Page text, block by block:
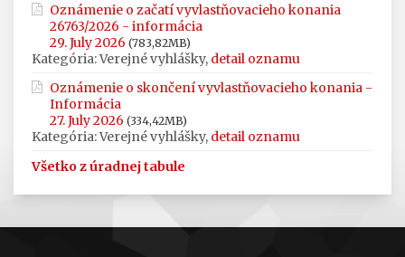
Oznámenie o začatí vyvlastňovacieho konania
26763/2026 - informácia
29. July 2026 (783,82MB)
Kategória: Verejné vyhlášky, detail oznamu
Oznámenie o skončení vyvlastňovacieho konania -
Informácia
27. July 2026 (334,42MB)
Kategória: Verejné vyhlášky, detail oznamu
Všetko z úradnej tabule